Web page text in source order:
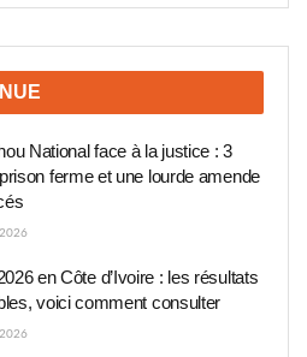
National face à la justice : 3
ferme et une lourde amende
en Côte d’Ivoire : les résultats
voici comment consulter